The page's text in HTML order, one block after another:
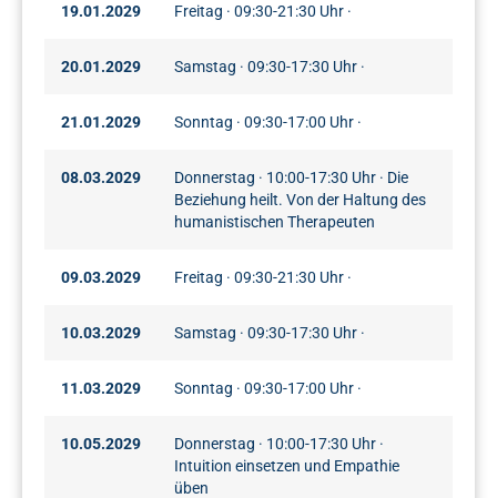
19.01.2029 Freitag · 09:30-21:30 Uhr ·
20.01.2029 Samstag · 09:30-17:30 Uhr ·
21.01.2029 Sonntag · 09:30-17:00 Uhr ·
08.03.2029
Donnerstag · 10:00-17:30 Uhr · Die
Beziehung heilt. Von der Haltung des
humanistischen Therapeuten
09.03.2029 Freitag · 09:30-21:30 Uhr ·
10.03.2029 Samstag · 09:30-17:30 Uhr ·
11.03.2029 Sonntag · 09:30-17:00 Uhr ·
10.05.2029
Donnerstag · 10:00-17:30 Uhr ·
Intuition einsetzen und Empathie
üben